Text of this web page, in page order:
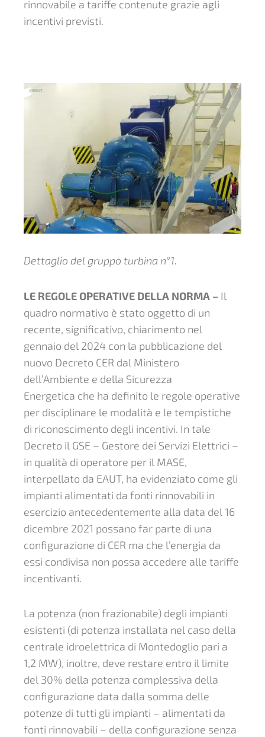
rinnovabile a tariffe contenute grazie agli
incentivi previsti.
Dettaglio del gruppo turbina n°1.
LE REGOLE OPERATIVE DELLA NORMA – Il
quadro normativo è stato oggetto di un
recente, significativo, chiarimento nel
gennaio del 2024 con la pubblicazione del
nuovo Decreto CER dal Ministero
dell’Ambiente e della Sicurezza
Energetica che ha definito le regole operative
per disciplinare le modalità e le tempistiche
di riconoscimento degli incentivi. In tale
Decreto il GSE – Gestore dei Servizi Elettrici –
in qualità di operatore per il MASE,
interpellato da EAUT, ha evidenziato come gli
impianti alimentati da fonti rinnovabili in
esercizio antecedentemente alla data del 16
dicembre 2021 possano far parte di una
configurazione di CER ma che l’energia da
essi condivisa non possa accedere alle tariffe
incentivanti.
La potenza (non frazionabile) degli impianti
esistenti (di potenza installata nel caso della
centrale idroelettrica di Montedoglio pari a
1,2 MW), inoltre, deve restare entro il limite
del 30% della potenza complessiva della
configurazione data dalla somma delle
potenze di tutti gli impianti – alimentati da
fonti rinnovabili – della configurazione senza